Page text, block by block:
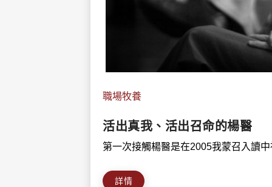
職場牧養
活出真我、活出召命的楊醫
第一次接觸楊醫是在2005我蒙召入讀
詳情